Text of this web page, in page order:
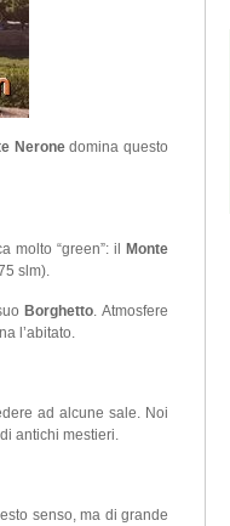
Neronedomina questo
molto “green”: il
Monte
slm).
Borghetto. Atmosfere
l’abitato.
ad alcune sale. Noi
antichi mestieri.
senso, ma di grande